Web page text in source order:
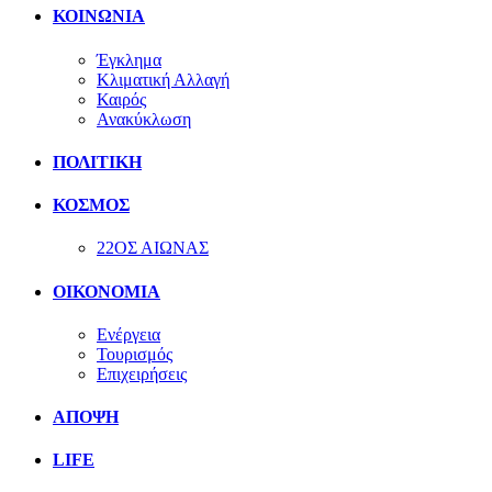
ΚΟΙΝΩΝΙΑ
Έγκλημα
Κλιματική Αλλαγή
Καιρός
Ανακύκλωση
ΠΟΛΙΤΙΚΗ
ΚΟΣΜΟΣ
22ΟΣ ΑΙΩΝΑΣ
ΟΙΚΟΝΟΜΙΑ
Ενέργεια
Τουρισμός
Επιχειρήσεις
ΑΠΟΨΗ
LIFE